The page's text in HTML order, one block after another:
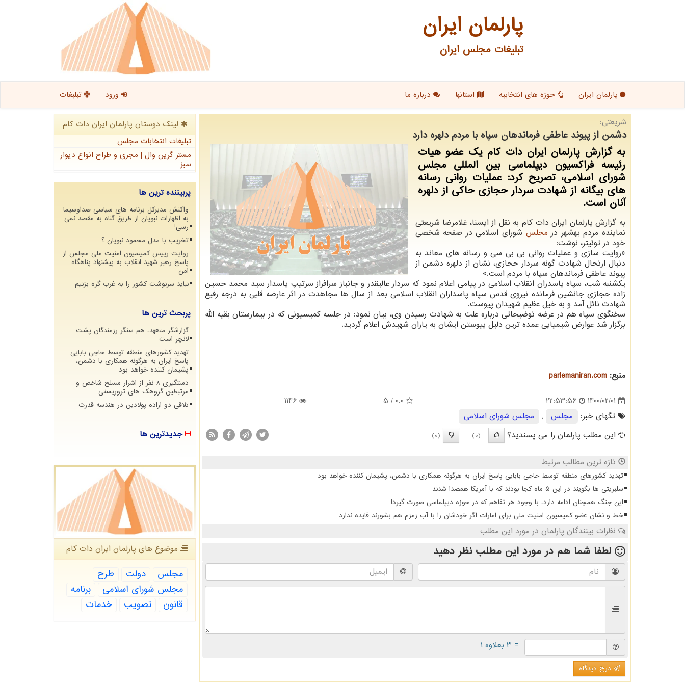
پارلمان ایران
تبلیغات مجلس ایران
پارلمان ایران حوزه های انتخابیه استانها درباره ما ورود تبلیغات
شریعتی:
دشمن از پیوند عاطفی فرماندهان سپاه با مردم دلهره دارد
به گزارش پارلمان ایران دات کام یک عضو هیات
رئیسه فراکسیون دیپلماسی بین المللی مجلس
شورای اسلامی، تصریح کرد: عملیات روانی رسانه
های بیگانه از شهادت سردار حجازی حاکی از دلهره
آنان است.
به گزارش پارلمان ایران دات کام به نقل از ایسنا، غلامرضا شریعتی
نماینده مردم بهشهر در مجلس شورای اسلامی در صفحه شخصی
خود در توئیتر، نوشت:
«روایت سازی و عملیات روانی بی بی سی و رسانه های معاند به
دنبال ارتحال شهادت گونه سردار حجازی، نشان از دلهره دشمن از
پیوند عاطفی فرماندهان سپاه با مردم است.»
یکشنبه شب، سپاه پاسدران انقلاب اسلامی در پیامی اعلام نمود که سردار عالیقدر و جانباز سرافراز سرتیپ پاسدار سید محمد حسین
زاده حجازی جانشین فرمانده نیروی قدس سپاه پاسداران انقلاب اسلامی بعد از سال ها مجاهدت در اثر عارضه قلبی به درجه رفیع
شهادت نائل آمد و به خیل عظیم شهیدان پیوست.
سخنگوی سپاه هم در عرضه توضیحاتی درباره علت به شهادت رسیدن وی، بیان نمود: در جلسه کمیسیونی که در بیمارستان بقیه الله
برگزار شد عوارض شیمیایی عمده ترین دلیل پیوستن ایشان به یاران شهیدش اعلام گردید.
منبع: parlemaniran.com
1400/02/01
22:53:56
0.0
/ 5
1146
تگهای خبر:
مجلس ,
مجلس شورای اسلامی
این مطلب پارلمان را می پسندید؟
(0)
(0)
تازه ترین مطالب مرتبط
تهدید کشورهای منطقه توسط حاجی بابایی پاسخ ایران به هرگونه همکاری با دشمن، پشیمان کننده خواهد بود
سلبریتی ها بگویند در این ۵ ماه کجا بودند که با آمریکا همصدا شدند
این جنگ همچنان ادامه دارد، با وجود هر تفاهم که در حوزه دیپلماسی صورت گیرد!
خط و نشان عضو کمیسیون امنیت ملی برای امارات اگر خودشان را با آب زمزم هم بشورند فایده ندارد
نظرات بینندگان پارلمان در مورد این مطلب
لطفا شما هم در مورد این مطلب نظر دهید
= ۳ بعلاوه ۱
درج دیدگاه
لینک دوستان پارلمان ایران دات كام
تبلیغات انتخابات مجلس
مستر گرین وال | مجری و طراح انواع دیوار
سبز
پربیننده ترین ها
واکنش مدیرکل برنامه های سیاسی صداوسیما
به اظهارات نبویان از طریق گناه به مقصد نمی
رسی!
تخریب با مدل محمود نبویان ؟
روایت رییس کمیسیون امنیت ملی مجلس از
پاسخ رهبر شهید انقلاب به پیشنهاد پناهگاه
امن
نباید سرنوشت کشور را به غرب گره بزنیم
پربحث ترین ها
گزارشگر متعهد، هم سنگر رزمندگان پشت
لانچر است
تهدید کشورهای منطقه توسط حاجی بابایی
پاسخ ایران به هرگونه همکاری با دشمن،
پشیمان کننده خواهد بود
دستگیری 8 نفر از اشرار مسلح شاخص و
مرتبطین گروهک های تروریستی
تلاقی دو اراده پولادین در هندسه قدرت
جدیدترین ها
موضوع های پارلمان ایران دات كام
مجلس دولت
طرح
مجلس شورای اسلامی
برنامه
قانون
تصویب خدمات